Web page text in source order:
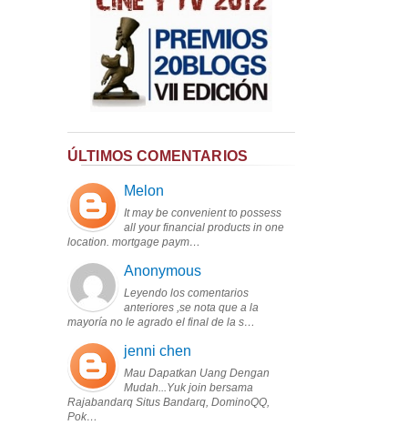
ÚLTIMOS COMENTARIOS
Melon
It may be convenient to possess
all your financial products in one
location. mortgage paym…
Anonymous
Leyendo los comentarios
anteriores ,se nota que a la
mayoría no le agrado el final de la s…
jenni chen
Mau Dapatkan Uang Dengan
Mudah...Yuk join bersama
Rajabandarq Situs Bandarq, DominoQQ,
Pok…